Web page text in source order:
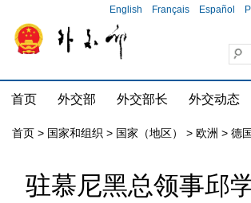
English Français Español
首页 外交部 外交部长 外交动态
首页 > 国家和组织 > 国家（地区） > 欧洲 > 德国
驻慕尼黑总领事邱